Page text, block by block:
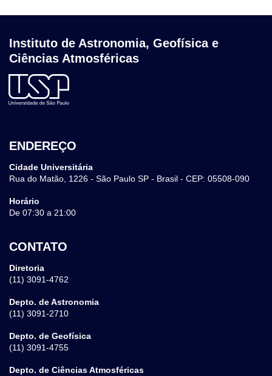
Instituto de Astronomia, Geofísica e
Ciências Atmosféricas
ENDEREÇO
Cidade Universitária
Rua do Matão, 1226 - São Paulo SP - Brasil - CEP: 05508-090
Horário
De 07:30 a 21:00
CONTATO
Diretoria
(11) 3091-4762
Depto. de Astronomia
(11) 3091-2710
Depto. de Geofísica
(11) 3091-4755
Depto. de Ciências Atmosféricas